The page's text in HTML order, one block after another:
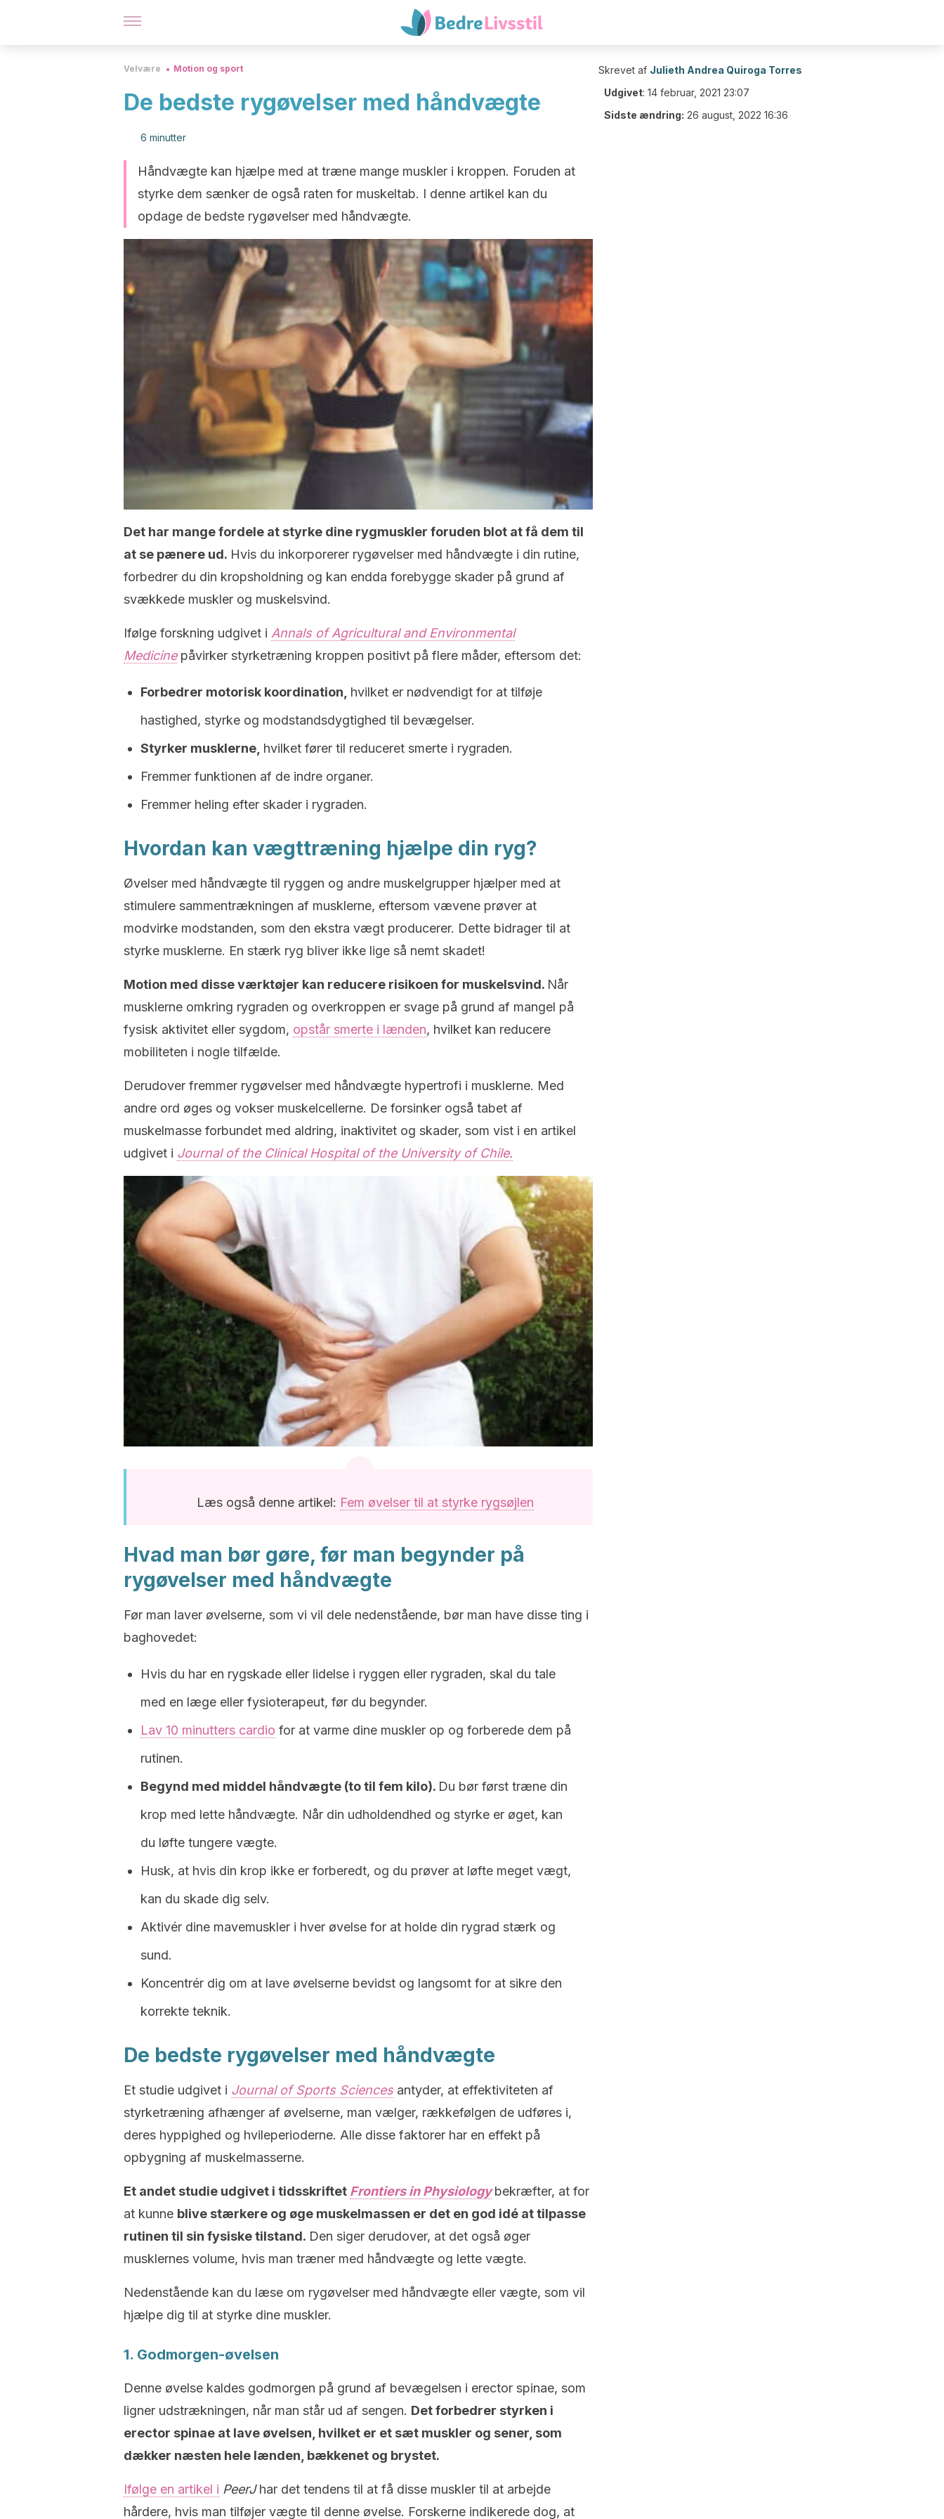
Velvære Motion og sport
De bedste rygøvelser med håndvægte
6 minutter
Håndvægte kan hjælpe med at træne mange muskler i kroppen. Foruden at
styrke dem sænker de også raten for muskeltab. I denne artikel kan du
opdage de bedste rygøvelser med håndvægte.
Det har mange fordele at styrke dine rygmuskler foruden blot at få dem til
at se pænere ud. Hvis du inkorporerer rygøvelser med håndvægte i din rutine,
forbedrer du din kropsholdning og kan endda forebygge skader på grund af
svækkede muskler og muskelsvind.
Ifølge forskning udgivet i Annals of Agricultural and Environmental
Medicine påvirker styrketræning kroppen positivt på flere måder, eftersom det:
Forbedrer motorisk koordination, hvilket er nødvendigt for at tilføje
hastighed, styrke og modstandsdygtighed til bevægelser.
Styrker musklerne, hvilket fører til reduceret smerte i rygraden.
Fremmer funktionen af de indre organer.
Fremmer heling efter skader i rygraden.
Hvordan kan vægttræning hjælpe din ryg?
Øvelser med håndvægte til ryggen og andre muskelgrupper hjælper med at
stimulere sammentrækningen af musklerne, eftersom vævene prøver at
modvirke modstanden, som den ekstra vægt producerer. Dette bidrager til at
styrke musklerne. En stærk ryg bliver ikke lige så nemt skadet!
Motion med disse værktøjer kan reducere risikoen for muskelsvind. Når
musklerne omkring rygraden og overkroppen er svage på grund af mangel på
fysisk aktivitet eller sygdom, opstår smerte i lænden, hvilket kan reducere
mobiliteten i nogle tilfælde.
Derudover fremmer rygøvelser med håndvægte hypertrofi i musklerne. Med
andre ord øges og vokser muskelcellerne. De forsinker også tabet af
muskelmasse forbundet med aldring, inaktivitet og skader, som vist i en artikel
udgivet i Journal of the Clinical Hospital of the University of Chile.
Læs også denne artikel: Fem øvelser til at styrke rygsøjlen
Hvad man bør gøre, før man begynder på
rygøvelser med håndvægte
Før man laver øvelserne, som vi vil dele nedenstående, bør man have disse ting i
baghovedet:
Hvis du har en rygskade eller lidelse i ryggen eller rygraden, skal du tale
med en læge eller fysioterapeut, før du begynder.
Lav 10 minutters cardio for at varme dine muskler op og forberede dem på
rutinen.
Begynd med middel håndvægte (to til fem kilo). Du bør først træne din
krop med lette håndvægte. Når din udholdendhed og styrke er øget, kan
du løfte tungere vægte.
Husk, at hvis din krop ikke er forberedt, og du prøver at løfte meget vægt,
kan du skade dig selv.
Aktivér dine mavemuskler i hver øvelse for at holde din rygrad stærk og
sund.
Koncentrér dig om at lave øvelserne bevidst og langsomt for at sikre den
korrekte teknik.
De bedste rygøvelser med håndvægte
Et studie udgivet i Journal of Sports Sciences antyder, at effektiviteten af
styrketræning afhænger af øvelserne, man vælger, rækkefølgen de udføres i,
deres hyppighed og hvileperioderne. Alle disse faktorer har en effekt på
opbygning af muskelmasserne.
Et andet studie udgivet i tidsskriftet Frontiers in Physiology bekræfter, at for
at kunne blive stærkere og øge muskelmassen er det en god idé at tilpasse
rutinen til sin fysiske tilstand. Den siger derudover, at det også øger
musklernes volume, hvis man træner med håndvægte og lette vægte.
Nedenstående kan du læse om rygøvelser med håndvægte eller vægte, som vil
hjælpe dig til at styrke dine muskler.
1. Godmorgen-øvelsen
Denne øvelse kaldes godmorgen på grund af bevægelsen i erector spinae, som
ligner udstrækningen, når man står ud af sengen. Det forbedrer styrken i
erector spinae at lave øvelsen, hvilket er et sæt muskler og sener, som
dækker næsten hele lænden, bækkenet og brystet.
Ifølge en artikel i PeerJhar det tendens til at få disse muskler til at arbejde
hårdere, hvis man tilføjer vægte til denne øvelse. Forskerne indikerede dog, at
Skrevet af Julieth Andrea Quiroga Torres
Udgivet: 14 februar, 2021 23:07
Sidste ændring: 26 august, 2022 16:36